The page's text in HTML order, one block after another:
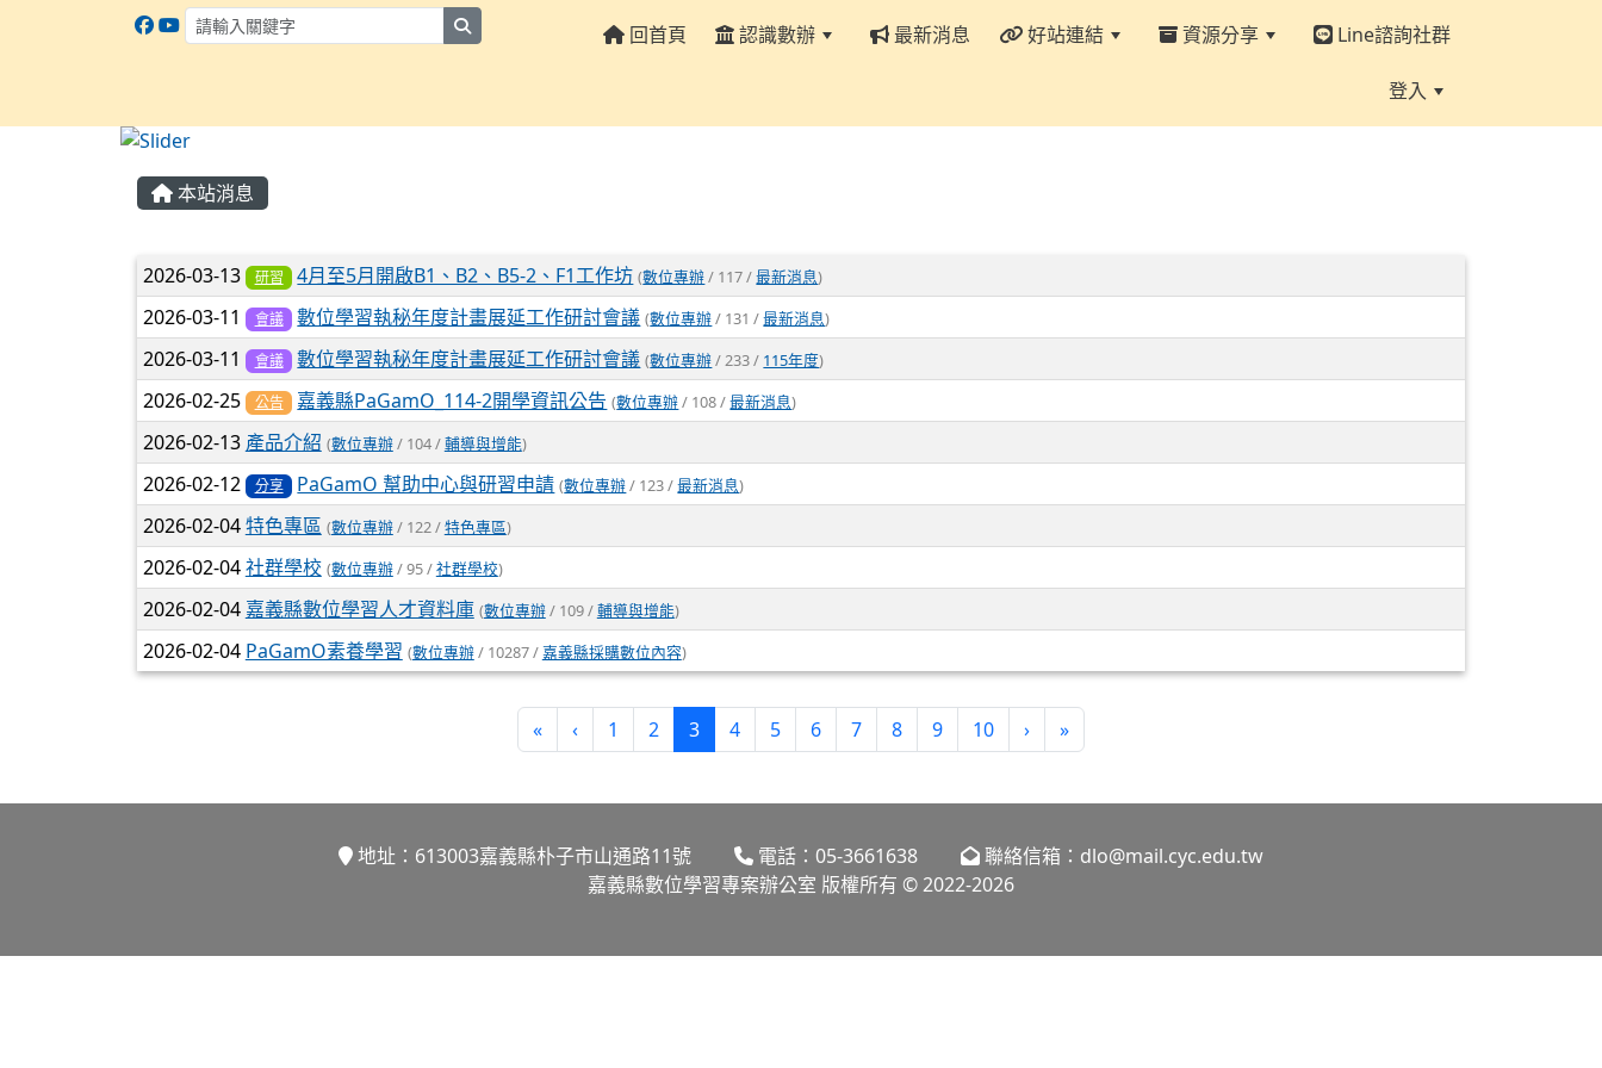
search 回首頁 認識數辦 最新消息 好站連結 資源分享 Line諮詢社群
登入
本站消息
文章列表
2026-03-13 研習 4月至5月開啟B1、B2、B5-2、F1工作坊 (數位專辦/ 117 /最新消息)
2026-03-11 會議 數位學習執秘年度計畫展延工作研討會議 (數位專辦/ 131 /最新消息)
2026-03-11 會議 數位學習執秘年度計畫展延工作研討會議 (數位專辦/ 233 / 115年度)
2026-02-25 公告 嘉義縣PaGamO_114-2開學資訊公告 (數位專辦/ 108 /最新消息)
2026-02-13 產品介紹 (數位專辦/ 104 /輔導與增能)
2026-02-12 分享 PaGamO 幫助中心與研習申請 (數位專辦/ 123 /最新消息)
2026-02-04特色專區 (數位專辦/ 122 /特色專區)
2026-02-04社群學校 (數位專辦/ 95 /社群學校)
2026-02-04 嘉義縣數位學習人才資料庫 (數位專辦/ 109 /輔導與增能)
2026-02-04 PaGamO素養學習 (數位專辦/ 10287 /嘉義縣採購數位內容)
« ‹ 1 2 3(current)
4 5 6 7 8 9 10 › »
地址：613003嘉義縣朴子市山通路11號 電話：05-3661638
聯絡信箱：dlo@mail.cyc.edu.tw
嘉義縣數位學習專案辦公室 版權所有 © 2022-2026